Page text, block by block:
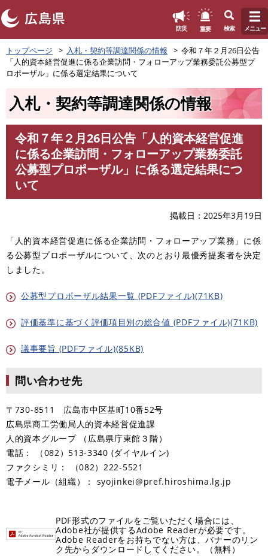
ペ
ー
の
防災 重要 検索 メニュー
トップページ 入札・契約等調達関係の情報
令和７年２月26日公告
「人的資本経営促進に係る企業訪問・フォローアップ業務委託公募型プ
ロポーザル」に係る選定結果について
入札・契約等調達関係の情報
令和７年２月26日公告「人的資本経営促進
に係る企業訪問・フォローアップ業務委託
公募型プロポーザル」に係る選定結果につ
いて
掲載日 2025年3月19日
「人的資本経営促進に係る企業訪問・フォローアップ業務」に係
る公募型プロポーザルについて、次のとおり最優秀提案者を決定
しました。
公募型プロポーザル結果一覧 (PDFファイル)(71KB)
評価基準に基づく評価項目別の総合値 (PDFファイル)(71KB)
議事要旨 (PDFファイル)(85KB)
問い合わせ先
〒730-8511 広島市中区基町10番52号
広島県商工労働局人的資本経営促進課
人的資本グループ （広島県庁東館３階）
電話： （082）513-3340 (ダイヤルイン)
ファクシミリ： （082）222‐5521
電子メール（組織）： syojinkei@pref.hiroshima.lg.jp​
PDF形式のファイルをご覧いただく場合には、
Adobe社が提供するAdobe Readerが必要です。
Adobe Readerをお持ちでない方は、バナーのリン
ク先からダウンロードしてください。（無料）